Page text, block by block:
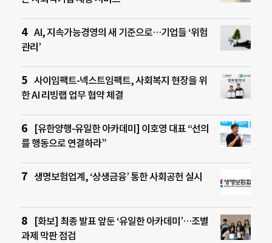
AI, 지속가능경영의 새 기준으로…기업들 ‘위험
관리’
사이임팩트-넥스트임팩트, 사회복지 현장을 위
한 AI 리빙랩 업무 협약 체결
[유한양행-유일한 아카데미] 이호영 대표 “선의
를 행동으로 연결하라”
생명보험업계, ‘상생금융’ 통한 사회공헌 실시
[화보] 최종 발표 앞둔 ‘유일한 아카데미’…조별
과제 막판 점검